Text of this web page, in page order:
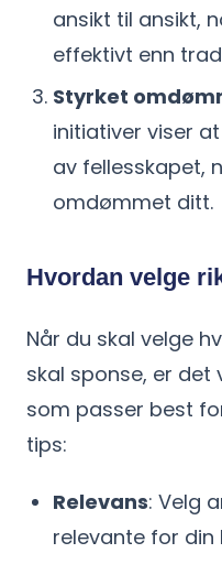
ansikt til ansikt,
effektivt enn
Styrket
initiativer viser
av fellesskapet,
omdømmet ditt.
Hvordan velge
Når du skal velge
skal sponse, er det
som passer best
tips:
Relevans: Velg
relevante for din